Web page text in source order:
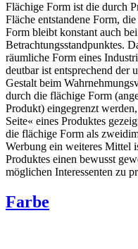
Flächige Form ist die durch
Fläche entstandene Form,
Form bleibt konstant auch
Betrachtungsstandpunktes.
räumliche Form eines
deutbar ist entsprechend der
Gestalt beim
durch die flächige Form
Produkt) eingegrenzt
Seite« eines Produktes
die flächige Form als
Werbung ein weiteres Mittel
Produktes einen bewusst
möglichen Interessenten zu
Farbe